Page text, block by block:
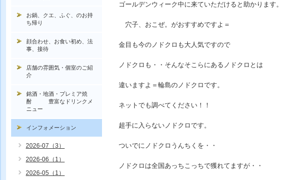
ゴールデンウィーク中に来ていただけると助かります。
穴子、おこぜ。がおすすめですよ＝
金目も今のノドクロも大人気ですので
ノドクロも・・そんなそこらにあるノドクロとは
違いますよ＝輪島のノドクロです。
ネットでも調べてください！！
超手に入らないノドクロです。
ついでにノドクロうんちくを・・
ノドクロは全国あっちこっちで獲れてますが・・
お鍋、クエ、ふぐ、のお持
ち帰り
顔合わせ、お食い初め、法
事、接待
店舗の雰囲気・個室のご紹
介
銘酒・地酒・プレミア焼
酎 豊富なドリンクメ
ニュー
インフォメーション
2026-07（3）
2026-06（1）
2026-05（1）